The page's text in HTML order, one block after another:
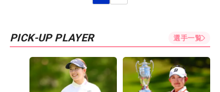
PICK-UP PLAYER 選手一覧